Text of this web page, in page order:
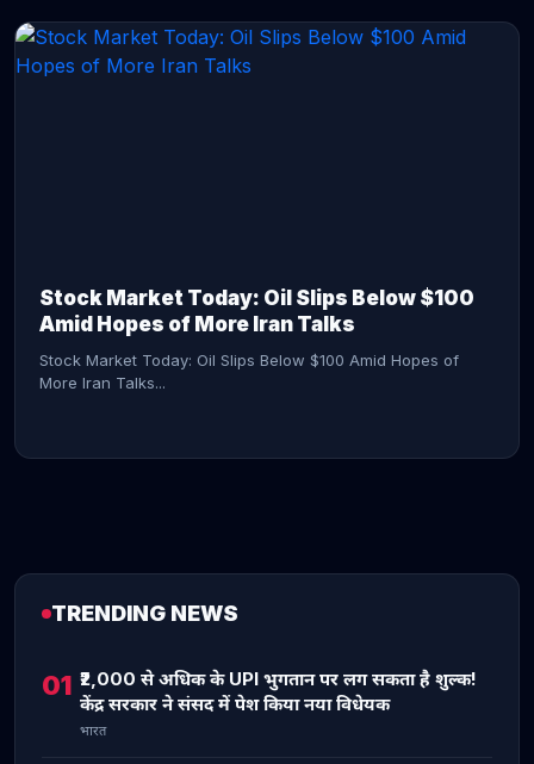
Stock Market Today: Oil Slips Below $100
Amid Hopes of More Iran Talks
Stock Market Today: Oil Slips Below $100 Amid Hopes of
More Iran Talks...
TRENDING NEWS
01 ₹2,000 से अधिक के UPI भुगतान पर लग सकता है शुल्क!
केंद्र सरकार ने संसद में पेश किया नया विधेयक
भारत